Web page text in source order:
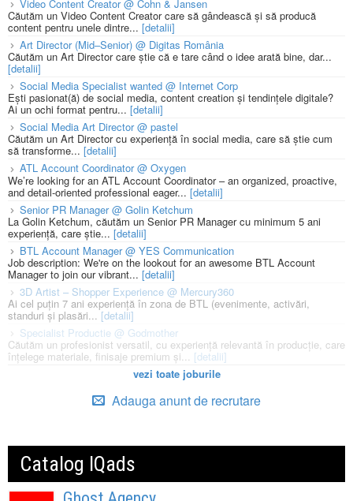
Video Content Creator @ Cohn & Jansen
Căutăm un Video Content Creator care să gândească și să producă
content pentru unele dintre... [detalii]
Art Director (Mid–Senior) @ Digitas România
Căutăm un Art Director care știe că e tare când o idee arată bine, dar...
[detalii]
Social Media Specialist wanted @ Internet Corp
Ești pasionat(ă) de social media, content creation și tendințele digitale?
Ai un ochi format pentru... [detalii]
Social Media Art Director @ pastel
Căutăm un Art Director cu experiență în social media, care să știe cum
să transforme... [detalii]
ATL Account Coordinator @ Oxygen
We’re looking for an ATL Account Coordinator – an organized, proactive,
and detail-oriented professional eager... [detalii]
Senior PR Manager @ Golin Ketchum
La Golin Ketchum, căutăm un Senior PR Manager cu minimum 5 ani
experiență, care știe... [detalii]
BTL Account Manager @ YES Communication
Job description: We're on the lookout for an awesome BTL Account
Manager to join our vibrant... [detalii]
3D Artist – Shopper Experience @ Mercury360
Ai cel puțin 7 ani experiență în zona de BTL (evenimente, activări,
standuri și plasări...[detalii]
Specialist Productie @ Godmother
Căutăm un profesionist versatil, cu experiență relevantă în producție, care
înțelege materiale, finisaje premium și... [detalii]
vezi toate joburile
Adauga anunt de recrutare
Catalog IQads